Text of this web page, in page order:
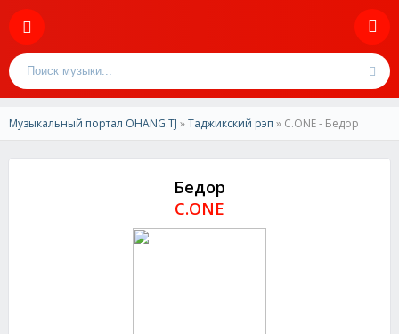
Музыкальный портал OHANG.TJ »Таджикский рэп » C.ONE - Бедор
Бедор
C.ONE